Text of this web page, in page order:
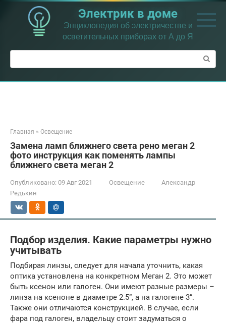
Перейти
контенту
Электрик в доме
Энциклопедия об электричестве и
осветительных приборах от А до Я
Поиск:
Главная » Освещение
Замена ламп ближнего света рено меган 2
фото инструкция как поменять лампы
ближнего света меган 2
Опубликовано: 09 Авг 2021 Освещение
Александр
Редькин
Подбор изделия. Какие параметры нужно
учитывать
Подбирая линзы, следует для начала уточнить, какая
оптика установлена на конкретном Меган 2. Это может
быть ксенон или галоген. Они имеют разные размеры –
линза на ксеноне в диаметре 2.5”, а на галогене 3”.
Также они отличаются конструкцией. В случае, если
фара под галоген, владельцу стоит задуматься о